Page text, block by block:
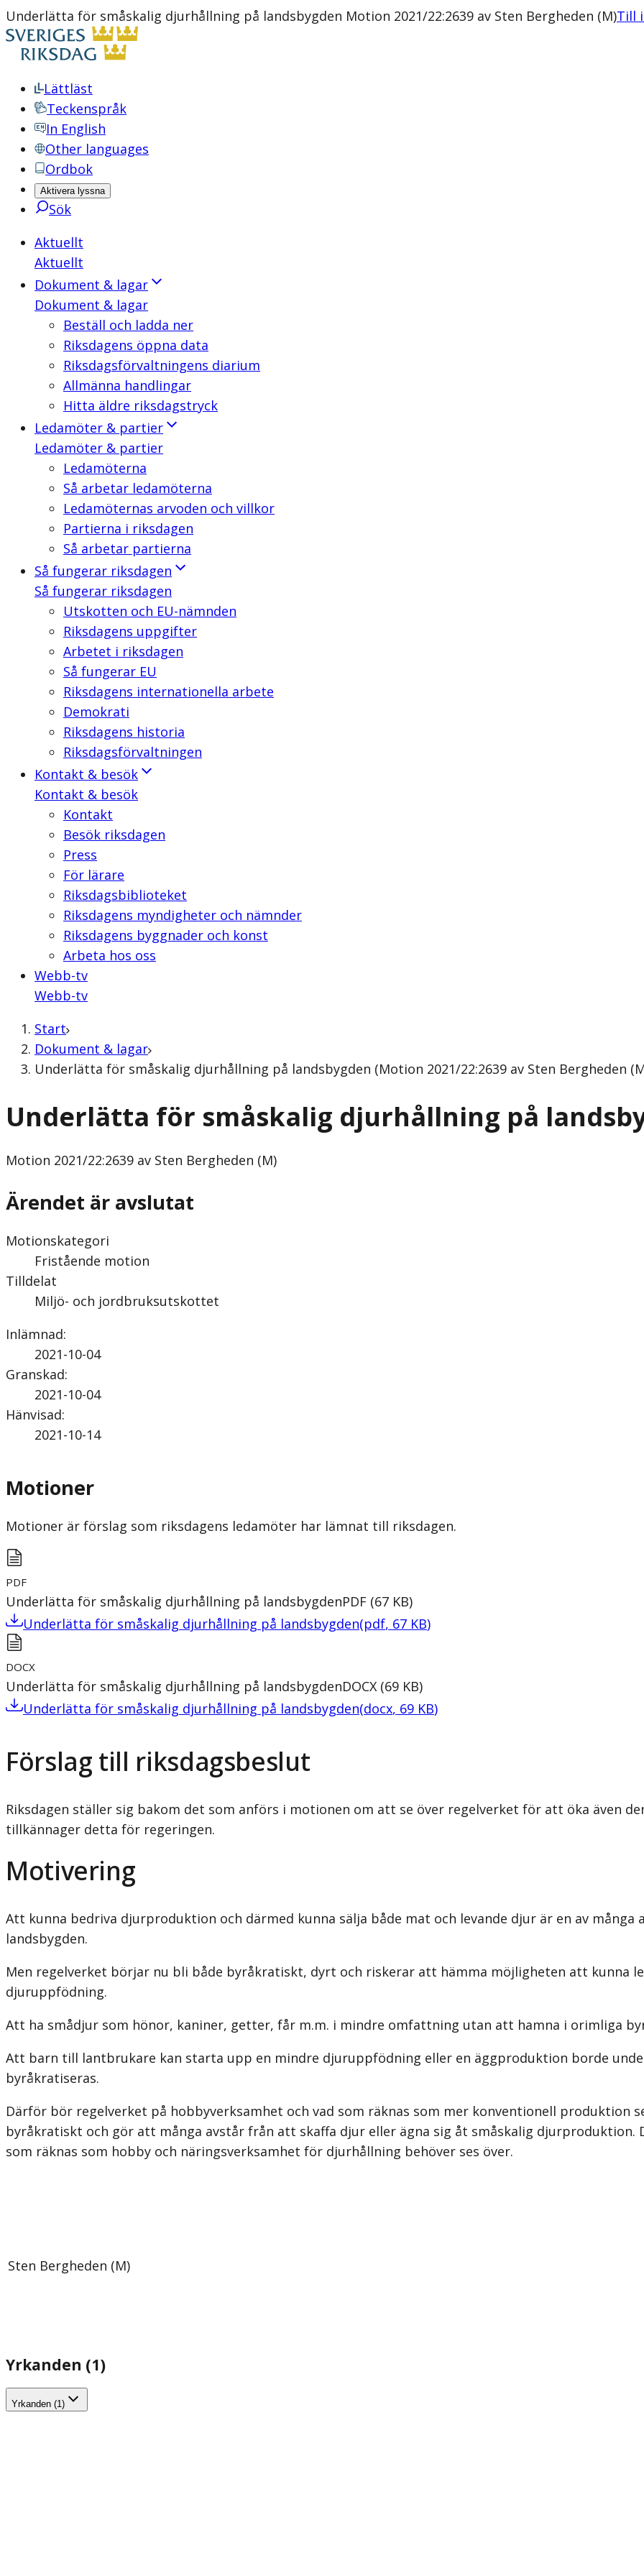
Underlätta för småskalig djurhållning på landsbygden Motion 2021/22:2639 av Sten Bergheden (M)Till
Lättläst
Teckenspråk
In English
Other languages
Ordbok
Aktivera lyssna
Sök
Aktuellt
Aktuellt
Dokument & lagar
Dokument & lagar
Beställ och ladda ner
Riksdagens öppna data
Riksdagsförvaltningens diarium
Allmänna handlingar
Hitta äldre riksdagstryck
Ledamöter & partier
Ledamöter & partier
Ledamöterna
Så arbetar ledamöterna
Ledamöternas arvoden och villkor
Partierna i riksdagen
Så arbetar partierna
Så fungerar riksdagen
Så fungerar riksdagen
Utskotten och EU-nämnden
Riksdagens uppgifter
Arbetet i riksdagen
Så fungerar EU
Riksdagens internationella arbete
Demokrati
Riksdagens historia
Riksdagsförvaltningen
Kontakt & besök
Kontakt & besök
Kontakt
Besök riksdagen
Press
För lärare
Riksdagsbiblioteket
Riksdagens myndigheter och nämnder
Riksdagens byggnader och konst
Arbeta hos oss
Webb-tv
Webb-tv
Start
Dokument & lagar
Underlätta för småskalig djurhållning på landsbygden (Motion 2021/22:2639 av Sten Bergheden
Underlätta för småskalig djurhållning på
Motion 2021/22:2639 av Sten Bergheden (M)
Ärendet är avslutat
Motionskategori
Fristående motion
Tilldelat
Miljö- och jordbruksutskottet
Inlämnad:
2021-10-04
Granskad:
2021-10-04
Hänvisad:
2021-10-14
Motioner
Motioner är förslag som riksdagens ledamöter har lämnat till riksdagen.
PDF
Underlätta för småskalig djurhållning på landsbygdenPDF (67 KB)
Underlätta för småskalig djurhållning på landsbygden(pdf, 67 KB)
DOCX
Underlätta för småskalig djurhållning på landsbygdenDOCX (69 KB)
Underlätta för småskalig djurhållning på landsbygden(docx, 69 KB)
Förslag till riksdagsbeslut
Riksdagen ställer sig bakom det som anförs i motionen om att se över regelverket för att öka även
tillkännager detta för regeringen.
Motivering
Att kunna bedriva djurproduktion och därmed kunna sälja både mat och levande djur är en av
landsbygden.
Men regelverket börjar nu bli både byråkratiskt, dyrt och riskerar att hämma möjligheten att kunna
djur­uppfödning.
Att ha smådjur som hönor, kaniner, getter, får m.m. i mindre omfattning utan att hamna i orimliga
Att barn till lantbrukare kan starta upp en mindre djuruppfödning eller en äggproduktion borde
byråkratiseras.
Därför bör regelverket på hobbyverksamhet och vad som räknas som mer konven­tionell produktion
byråkratiskt och gör att många avstår från att skaffa djur eller ägna sig åt småskalig djurproduktion.
som räknas som hobby och närings­verksamhet för djurhållning behöver ses över.
Sten Bergheden (M)
Yrkanden (1)
Yrkanden (1)